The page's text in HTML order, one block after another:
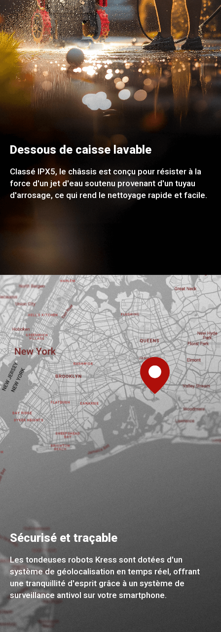
Dessous de caisse lavable
Classé IPX5, le châssis est conçu pour résister à la
force d'un jet d'eau soutenu provenant d'un tuyau
d'arrosage, ce qui rend le nettoyage rapide et facile.
Sécurisé et traçable
Les tondeuses robots Kress sont dotées d'un
système de géolocalisation en temps réel, offrant
une tranquillité d'esprit grâce à un système de
surveillance antivol sur votre smartphone.